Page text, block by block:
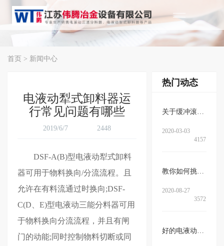
首页 > 新闻中心
电液动犁式卸料器运
行常见问题有哪些
2019/6/7 2448
DSF-A(B)型电液动犁式卸料
器可用于物料换向/分流流程。且
允许在有料流通过时换向;DSF-
C(D、E)型电液动三能分料器可用
于物料换向分流流程，并且有闸
门的动能;同时控制物料切断或同
热门动态
关于缓冲滚筒的作用、结构以及特…
2020-03-03
4157
教你如何挑选电液动三通分料器
2020-08-27
3572
好的电液动腭式闸门的特征有哪些…